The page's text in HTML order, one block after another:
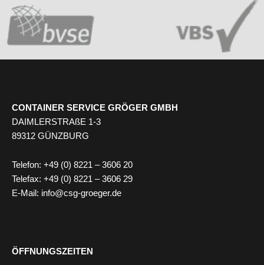
CONTAINER SERVICE GRÖGER GMBH
DAIMLERSTRAßE 1-3
89312 GÜNZBURG
Telefon: +49 (0) 8221 – 3606 20
Telefax: +49 (0) 8221 – 3606 29
E-Mail: info@csg-groeger.de
ÖFFNUNGSZEITEN